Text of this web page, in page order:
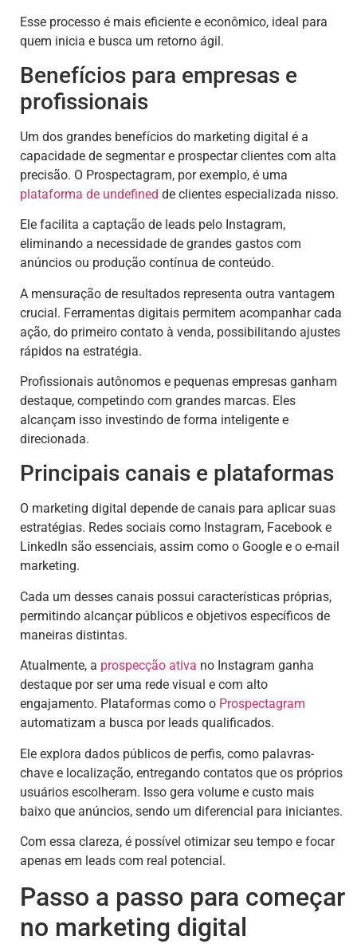
Esse processo é mais eficiente e econômico, ideal para
quem inicia e busca um retorno ágil.
Benefícios para empresas e
profissionais
Um dos grandes benefícios do marketing digital é a
capacidade de segmentar e prospectar clientes com alta
precisão. O Prospectagram, por exemplo, é uma
plataforma de undefined de clientes especializada nisso.
Ele facilita a captação de leads pelo Instagram,
eliminando a necessidade de grandes gastos com
anúncios ou produção contínua de conteúdo.
A mensuração de resultados representa outra vantagem
crucial. Ferramentas digitais permitem acompanhar cada
ação, do primeiro contato à venda, possibilitando ajustes
rápidos na estratégia.
Profissionais autônomos e pequenas empresas ganham
destaque, competindo com grandes marcas. Eles
alcançam isso investindo de forma inteligente e
direcionada.
Principais canais e plataformas
O marketing digital depende de canais para aplicar suas
estratégias. Redes sociais como Instagram, Facebook e
LinkedIn são essenciais, assim como o Google e o e-mail
marketing.
Cada um desses canais possui características próprias,
permitindo alcançar públicos e objetivos específicos de
maneiras distintas.
Atualmente, a prospecção ativa no Instagram ganha
destaque por ser uma rede visual e com alto
engajamento. Plataformas como o Prospectagram
automatizam a busca por leads qualificados.
Ele explora dados públicos de perfis, como palavras-
chave e localização, entregando contatos que os próprios
usuários escolheram. Isso gera volume e custo mais
baixo que anúncios, sendo um diferencial para iniciantes.
Com essa clareza, é possível otimizar seu tempo e focar
apenas em leads com real potencial.
Passo a passo para começar
no marketing digital